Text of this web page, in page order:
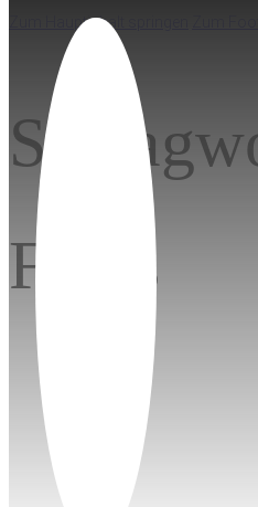
Zum Hauptinhalt springen
Fotos